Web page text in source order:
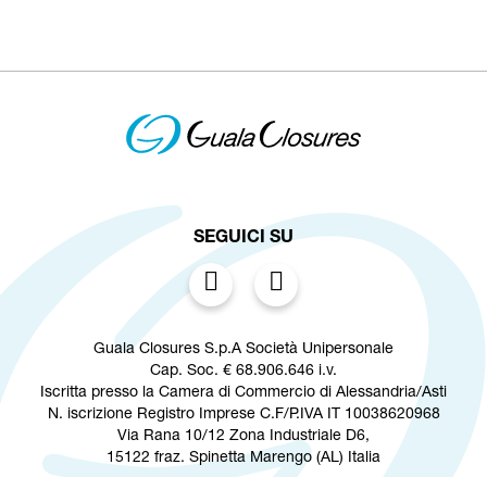
SEGUICI SU
Guala Closures S.p.A Società Unipersonale
Cap. Soc. € 68.906.646 i.v.
Iscritta presso la Camera di Commercio di Alessandria/Asti
N. iscrizione Registro Imprese C.F/P.IVA IT 10038620968
Via Rana 10/12 Zona Industriale D6,
15122 fraz. Spinetta Marengo (AL) Italia